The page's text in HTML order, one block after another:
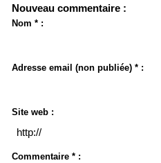
Nouveau commentaire :
Nom * :
Adresse email (non publiée) * :
Site web :
Commentaire * :